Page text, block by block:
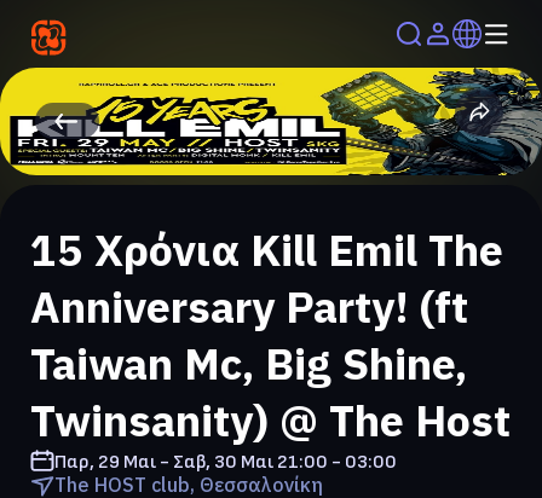
15 Χρόνια Kill Emil The
Anniversary Party! (ft
Taiwan Mc, Big Shine,
Twinsanity) @ The Host
Παρ, 29 Μαι - Σαβ, 30 Μαι 21:00 - 03:00
The HOST club, Θεσσαλονίκη